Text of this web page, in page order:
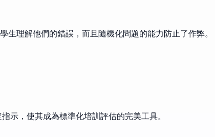
理解他們的錯誤，而且隨機化問題的能力防止了作弊。
示，使其成為標準化培訓評估的完美工具。